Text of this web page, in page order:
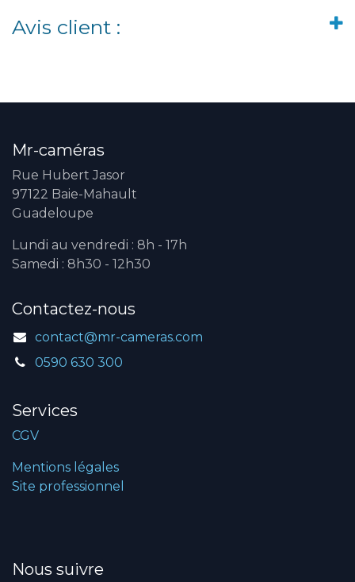
Avis client :
Mr-caméras
Rue Hubert Jasor
97122 Baie-Mahault
Guadeloupe
Lundi au vendredi : 8h - 17h
Samedi : 8h30 - 12h30
Contactez-nous
contact@mr-cameras.com
0590 630 300
Services
CGV
Mentions légales
Site professionnel
Nous suivre